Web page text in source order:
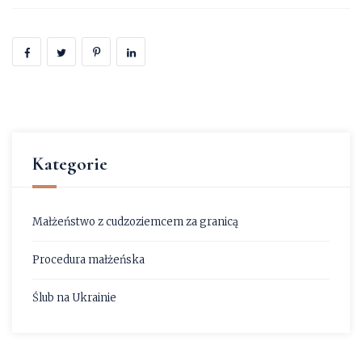
Kategorie
Małżeństwo z cudzoziemcem za granicą
Procedura małżeńska
Ślub na Ukrainie